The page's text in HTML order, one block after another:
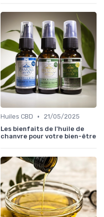
Huiles CBD •
21/05/2025
Les bienfaits de l'huile de
chanvre pour votre bien-être